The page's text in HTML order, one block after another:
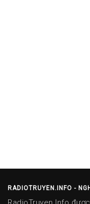
RADIOTRUYEN.INFO -